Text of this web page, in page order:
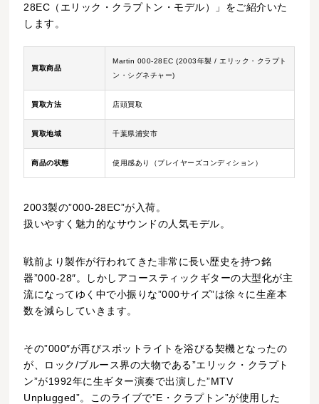
28EC（エリック・クラプトン・モデル）」をご紹介いた
します。
買取商品
Martin 000-28EC (2003年製 / エリック・クラプト
ン・シグネチャー)
買取方法 店頭買取
買取地域 千葉県浦安市
商品の状態 使用感あり（プレイヤーズコンディション）
2003製の”000-28EC”が入荷。
扱いやすく魅力的なサウンドの人気モデル。
戦前より製作が行われてきた非常に長い歴史を持つ銘
器”000-28″。しかしアコースティックギターの大型化が主
流になってゆく中で小振りな”000サイズ”は徐々に生産本
数を減らしていきます。
その”000″が再びスポットライトを浴びる契機となったの
が、ロック/ブルース界の大物である”エリック・クラプト
ン”が1992年に生ギター演奏で出演した”MTV
Unplugged”。このライブで”E・クラプトン”が使用した